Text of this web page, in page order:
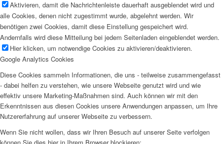
Aktivieren, damit die Nachrichtenleiste dauerhaft ausgeblendet wird und
alle Cookies, denen nicht zugestimmt wurde, abgelehnt werden. Wir
benötigen zwei Cookies, damit diese Einstellung gespeichert wird.
Andernfalls wird diese Mitteilung bei jedem Seitenladen eingeblendet werden.
Hier klicken, um notwendige Cookies zu aktivieren/deaktivieren.
Google Analytics Cookies
Diese Cookies sammeln Informationen, die uns - teilweise zusammengefasst
- dabei helfen zu verstehen, wie unsere Webseite genutzt wird und wie
effektiv unsere Marketing-Maßnahmen sind. Auch können wir mit den
Erkenntnissen aus diesen Cookies unsere Anwendungen anpassen, um Ihre
Nutzererfahrung auf unserer Webseite zu verbessern.
Wenn Sie nicht wollen, dass wir Ihren Besuch auf unserer Seite verfolgen